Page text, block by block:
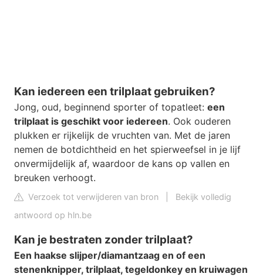
Kan iedereen een trilplaat gebruiken?
Jong, oud, beginnend sporter of topatleet: een
trilplaat is geschikt voor iedereen. Ook ouderen
plukken er rijkelijk de vruchten van. Met de jaren
nemen de botdichtheid en het spierweefsel in je lijf
onvermijdelijk af, waardoor de kans op vallen en
breuken verhoogt.
Verzoek tot verwijderen van bron
Bekijk volledig
antwoord op hln.be
Kan je bestraten zonder trilplaat?
Een haakse slijper/diamantzaag en of een
stenenknipper, trilplaat, tegeldonkey en kruiwagen